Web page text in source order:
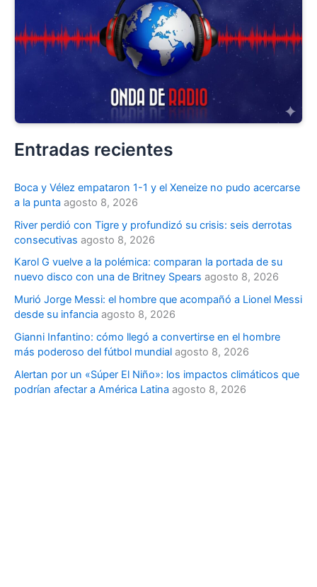
Entradas recientes
Boca y Vélez empataron 1-1 y el Xeneize no pudo acercarse
a la punta agosto 8, 2026
River perdió con Tigre y profundizó su crisis: seis derrotas
consecutivas agosto 8, 2026
Karol G vuelve a la polémica: comparan la portada de su
nuevo disco con una de Britney Spears agosto 8, 2026
Murió Jorge Messi: el hombre que acompañó a Lionel Messi
desde su infancia agosto 8, 2026
Gianni Infantino: cómo llegó a convertirse en el hombre
más poderoso del fútbol mundial agosto 8, 2026
Alertan por un «Súper El Niño»: los impactos climáticos que
podrían afectar a América Latina agosto 8, 2026